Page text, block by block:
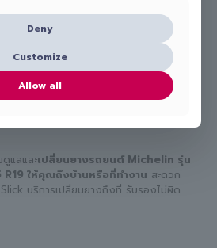
ทำอย่างไร?
ด้ เลือกใช้บริการกับ Slick ได้เลย! เพียง
ยวชาญ เช็คราคา เปรียบเทียบราคา และ
แลและเปลี่ยนยางรถยนต์ Michelin รุ่น
ให้คุณถึงบ้านหรือที่ทำงาน สะดวก
บริการเปลี่ยนยางถึงที่ รับรองไม่ผิด
Deny
Customize
Allow all